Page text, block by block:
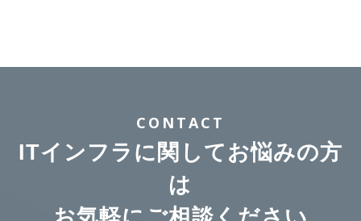
CONTACT
ITインフラに関してお悩みの方
は